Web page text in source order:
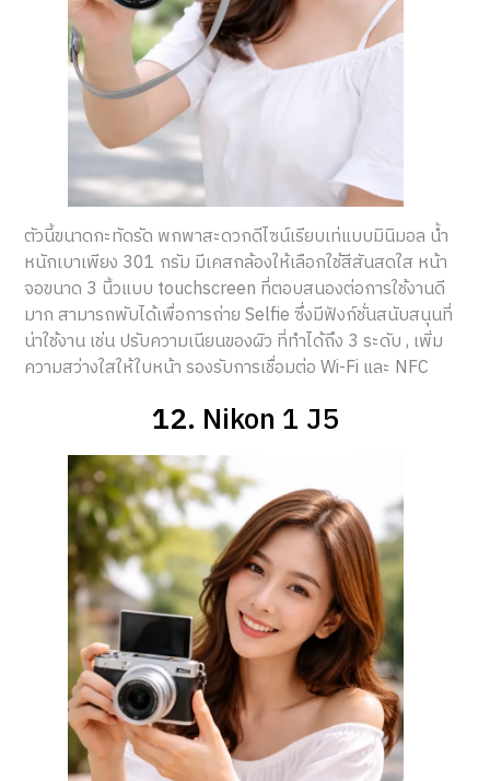
ตัวนี้ขนาดกะทัดรัด พกพาสะดวกดีไซน์เรียบเท่แบบมินิมอล น้ำ
หนักเบาเพียง 301 กรัม มีเคสกล้องให้เลือกใช้สีสันสดใส หน้า
จอขนาด 3 นิ้วแบบ touchscreen ที่ตอบสนองต่อการใช้งานดี
มาก สามารถพับได้เพื่อการถ่าย Selfie ซึ่งมีฟังก์ชั่นสนับสนุนที่
น่าใช้งาน เช่น ปรับความเนียนของผิว ที่ทำได้ถึง 3 ระดับ , เพิ่ม
ความสว่างใสให้ใบหน้า รองรับการเชื่อมต่อ Wi-Fi และ NFC
12. Nikon 1 J5